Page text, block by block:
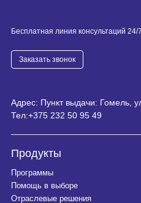
Бесплатная линия консультаций 24/7
Заказать звонок
Адрес: Пункт выдачи: Гомель,
Тел:+375 232 50 95 49
Продукты
Программы
Помощь в выборе
Отраслевые решения